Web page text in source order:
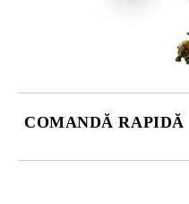
COMANDĂ RAPIDĂ